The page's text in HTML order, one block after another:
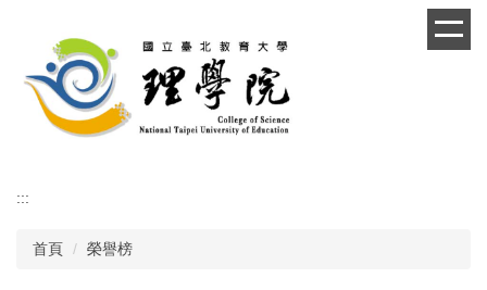
要
:::
首頁 榮譽榜